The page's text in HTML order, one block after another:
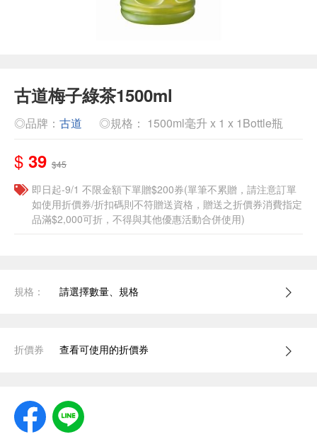
古道梅子綠茶1500ml
◎品牌： 古道 ◎規格： 1500ml毫升 x 1 x 1Bottle瓶
$ 39 $45
即日起-9/1 不限金額下單贈$200券(單筆不累贈，請注意訂單
如使用折價券/折扣碼則不符贈送資格，贈送之折價券消費指定
品滿$2,000可折，不得與其他優惠活動合併使用)
規格： 請選擇數量、規格
折價券 查看可使用的折價券